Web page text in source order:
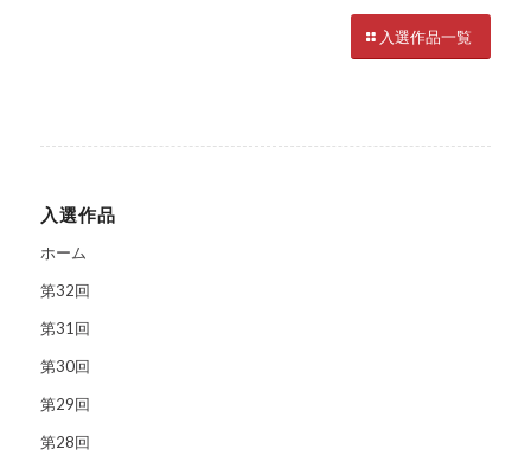
入選作品一覧
入選作品
ホーム
第32回
第31回
第30回
第29回
第28回